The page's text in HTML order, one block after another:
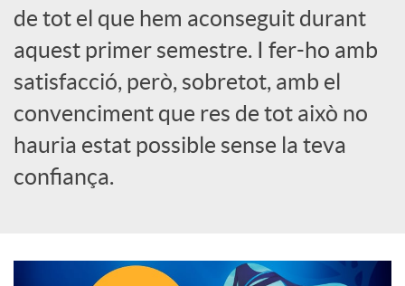
o
c
i
l
de tot el que hem aconseguit durant
aquest primer semestre. I fer-ho amb
satisfacció, però, sobretot, amb el
convenciment que res de tot això no
hauria estat possible sense la teva
confiança.